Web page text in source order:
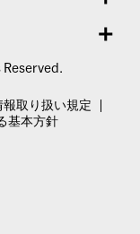
Reserved.
報取り扱い規定
基本方針